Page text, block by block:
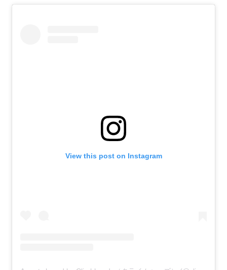
View this post on Instagram